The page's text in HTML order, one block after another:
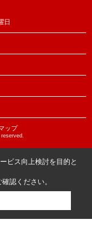
日
ップ
ビス向上検討を目的と
確認ください。